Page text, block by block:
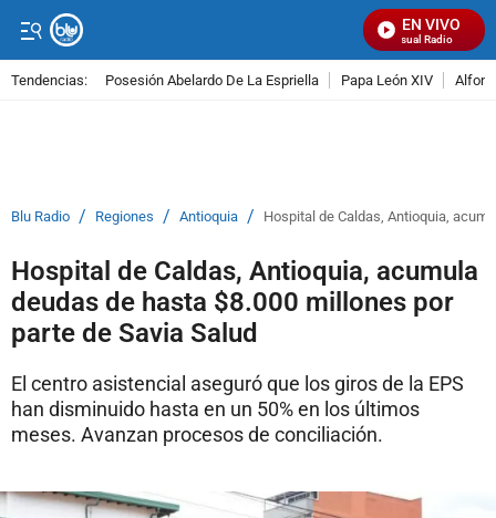
EN VIVO
Señal Visual Radio
Tendencias: Posesión Abelardo De La Espriella Papa León XIV
Blu Radio / Regiones / Antioquia / Hospital de Caldas, Antioquia,
Hospital de Caldas, Antioquia, acumula
deudas de hasta $8.000 millones por
parte de Savia Salud
El centro asistencial aseguró que los giros de la EPS
han disminuido hasta en un 50% en los últimos
meses. Avanzan procesos de conciliación.